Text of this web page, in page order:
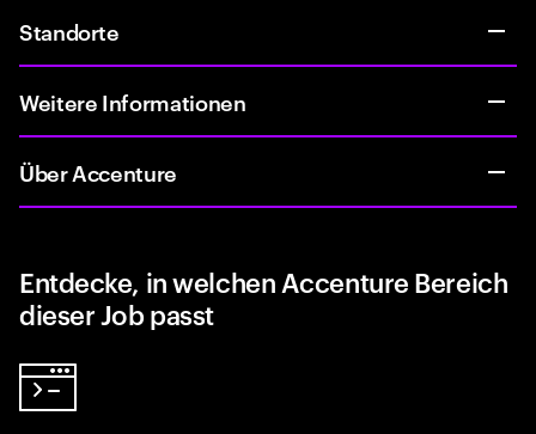
Standorte
Weitere Informationen
Über Accenture
Entdecke, in welchen Accenture Bereich
dieser Job passt